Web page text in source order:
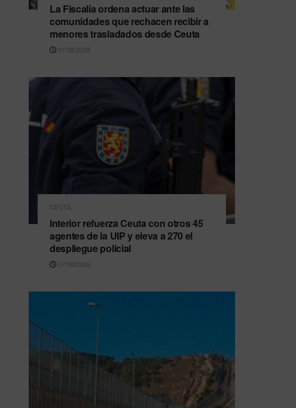
La Fiscalía ordena actuar ante las
comunidades que rechacen recibir a
menores trasladados desde Ceuta
07/08/2026
CEUTA
Interior refuerza Ceuta con otros 45
agentes de la UIP y eleva a 270 el
despliegue policial
07/08/2026